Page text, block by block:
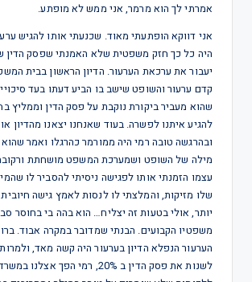
אמרתי לך הוא מרמר, אני ממש לא מופתע.
אני דווקא הופתעתי מאוד. שכנעתי אותו להגיש
היה כל כך חזק משפטית שלא האמנתי שפסק
יעבור את ערכאת הערעור. הדיון הראשון בבית
קדם ערעור והשופט שישב בו הביע דעתו בעד
שהוא מעביר ביקורת נוקבת על פסק הדין וממליץ
להגיע איתנו לפשרה. בעוד שאנחנו יצאנו מהדיון
ובהרגשה טובה רמי היה ממורמר כהרגלו ואמר
מילה של השופט ושמערכת המשפט מושחתת
עצמו הזמנתי אותו לפגישה ניסיתי להסביר לו
שלו מזיקות, והמלצתי לו לנסות לאמץ גישה
יותר, אולי בטעות זה יצליח… הוא בהה בי בחוסר
משפטיו הקבועים. הבנתי שמדובר במקרה אבוד.
הערעור הנפלא הדיון בערעור היה קשה מאד,
לשנות את פסק הדין ב 20%, רמי הפך